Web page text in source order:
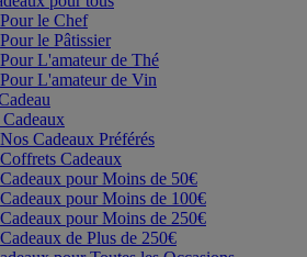
Pour le Chef
Pour le Pâtissier
Pour L'amateur de Thé
Pour L'amateur de Vin
Nos Cadeaux Préférés
Coffrets Cadeaux
Cadeaux pour Moins de 50€
Cadeaux pour Moins de 100€
Cadeaux pour Moins de 250€
Cadeaux de Plus de 250€